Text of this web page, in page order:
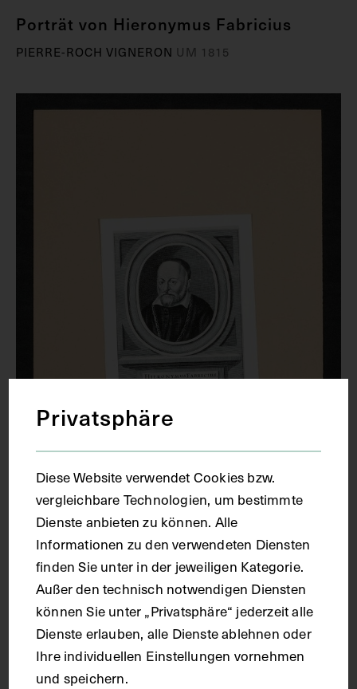
Porträt von Hieronymus Fabricius
PIERRE-ROCH VIGNERON UM 1815
Porträt von Hieronymus Fabricius, mit
chirurgischen Instrumenten
PORTRÄTSAMMLUNG UND BILDARCHIV DER
ÖSTERREICHISCHEN NATIONALBIBLIOTHEK, WIEN
UM 1960
Privatsphäre
Diese Website verwendet Cookies bzw.
vergleichbare Technologien, um bestimmte
Dienste anbieten zu können. Alle
Informationen zu den verwendeten Diensten
finden Sie unter in der jeweiligen Kategorie.
Außer den technisch notwendigen Diensten
können Sie unter „Privatsphäre“ jederzeit alle
Dienste erlauben, alle Dienste ablehnen oder
Ihre individuellen Einstellungen vornehmen
und speichern.